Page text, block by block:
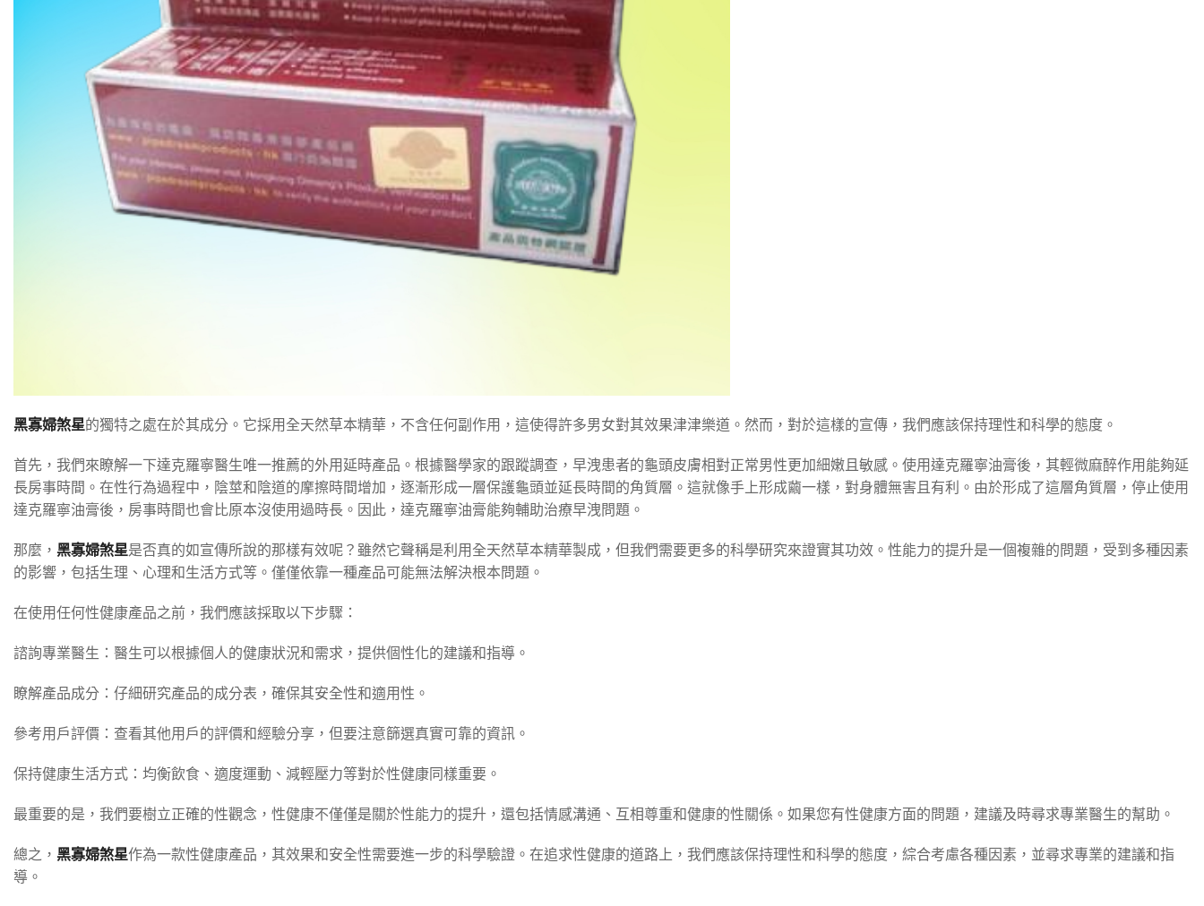
黑寡婦煞星的獨特之處在於其成分。它採用全天然草本精華，不含任何副作用，這使得許多男女對其效果津津樂道。然而，對於這樣的宣傳，我們應該保持理性和科學的態度。
首先，我們來瞭解一下達克羅寧醫生唯一推薦的外用延時產品。根據醫學家的跟蹤調查，早洩患者的龜頭皮膚相對正常男性更加細嫩且敏感。使用達克羅寧油膏後，其輕微麻醉作用能夠延
長房事時間。在性行為過程中，陰莖和陰道的摩擦時間增加，逐漸形成一層保護龜頭並延長時間的角質層。這就像手上形成繭一樣，對身體無害且有利。由於形成了這層角質層，停止使用
達克羅寧油膏後，房事時間也會比原本沒使用過時長。因此，達克羅寧油膏能夠輔助治療早洩問題。
那麼， 黑寡婦煞星是否真的如宣傳所說的那樣有效呢？雖然它聲稱是利用全天然草本精華製成，但我們需要更多的科學研究來證實其功效。性能力的提升是一個複雜的問題，受到多種因素
的影響，包括生理、心理和生活方式等。僅僅依靠一種產品可能無法解決根本問題。
在使用任何性健康產品之前，我們應該採取以下步驟：
諮詢專業醫生：醫生可以根據個人的健康狀況和需求，提供個性化的建議和指導。
瞭解產品成分：仔細研究產品的成分表，確保其安全性和適用性。
參考用戶評價：查看其他用戶的評價和經驗分享，但要注意篩選真實可靠的資訊。
保持健康生活方式：均衡飲食、適度運動、減輕壓力等對於性健康同樣重要。
最重要的是，我們要樹立正確的性觀念，性健康不僅僅是關於性能力的提升，還包括情感溝通、互相尊重和健康的性關係。如果您有性健康方面的問題，建議及時尋求專業醫生的幫助。
總之， 黑寡婦煞星作為一款性健康產品，其效果和安全性需要進一步的科學驗證。在追求性健康的道路上，我們應該保持理性和科學的態度，綜合考慮各種因素，並尋求專業的建議和指
導。